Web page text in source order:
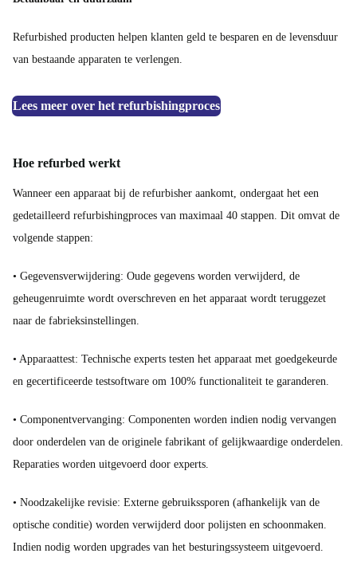
Refurbished producten helpen klanten geld te besparen en de levensduur
van bestaande apparaten te verlengen.
Lees meer over het refurbishingproces
Hoe refurbed werkt
Wanneer een apparaat bij de refurbisher aankomt, ondergaat het een
gedetailleerd refurbishingproces van maximaal 40 stappen. Dit omvat de
volgende stappen:
• Gegevensverwijdering: Oude gegevens worden verwijderd, de
geheugenruimte wordt overschreven en het apparaat wordt teruggezet
naar de fabrieksinstellingen.
• Apparaattest: Technische experts testen het apparaat met goedgekeurde
en gecertificeerde testsoftware om 100% functionaliteit te garanderen.
• Componentvervanging: Componenten worden indien nodig vervangen
door onderdelen van de originele fabrikant of gelijkwaardige onderdelen.
Reparaties worden uitgevoerd door experts.
• Noodzakelijke revisie: Externe gebruikssporen (afhankelijk van de
optische conditie) worden verwijderd door polijsten en schoonmaken.
Indien nodig worden upgrades van het besturingssysteem uitgevoerd.